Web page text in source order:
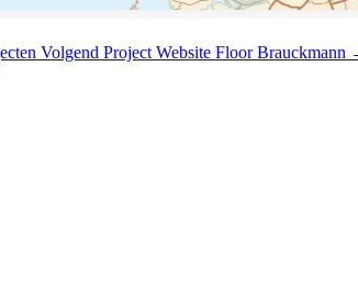
Volgend Project Website Floor Brauckmann